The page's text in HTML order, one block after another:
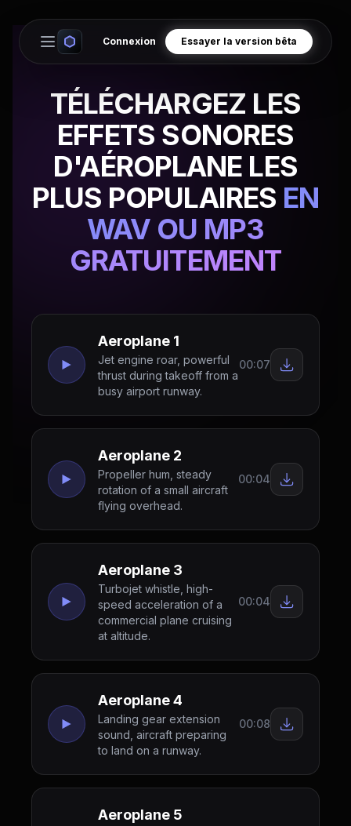
Open main menu
Connexion Essayer la version bêta
TÉLÉCHARGEZ LES
EFFETS SONORES
D'AÉROPLANE LES
PLUS POPULAIRES EN
WAV OU MP3
GRATUITEMENT
Aeroplane 1
Jet engine roar, powerful
thrust during takeoff from a
busy airport runway.
00:07
Aeroplane 2
Propeller hum, steady
rotation of a small aircraft
flying overhead.
00:04
Aeroplane 3
Turbojet whistle, high-
speed acceleration of a
commercial plane cruising
at altitude.
00:04
Aeroplane 4
Landing gear extension
sound, aircraft preparing
to land on a runway.
00:08
Aeroplane 5